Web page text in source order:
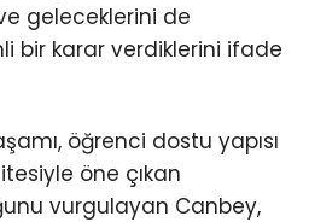
geleceklerini de
bir karar verdiklerini ifade
öğrenci dostu yapısı
öne çıkan
vurgulayan Canbey,